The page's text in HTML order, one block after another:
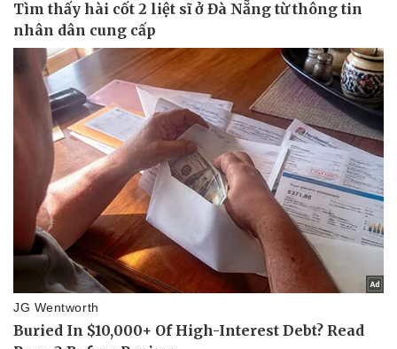
Doanh nghiệp
Thông tin doanh nghiệp
Doanh nghiệp 24h
Doanh nhân
Vì cộng đồng
Công nghệ
Sành điệu
Tin Công nghệ
Trải nghiệm
Chuyển đổi số